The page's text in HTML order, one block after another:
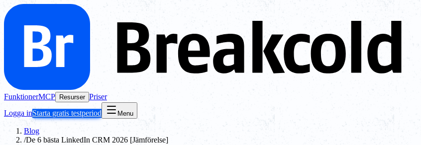
FunktionerMCP Resurser Priser
Logga inStarta gratis testperiod Menu
Blog
/De 6 bästa LinkedIn CRM 2026 [Jämförelse]